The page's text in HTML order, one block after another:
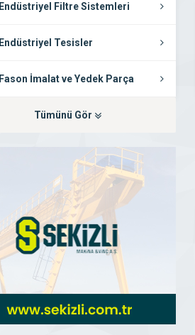
Endüstriyel Filtre Sistemleri
Endüstriyel Tesisler
Fason İmalat ve Yedek Parça
Tümünü Gör